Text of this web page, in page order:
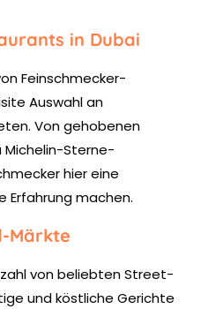
in Dubai
Feinschmecker-
Auswahl an
Von gehobenen
Michelin-Sterne-
hier eine
Erfahrung machen.
Märkte
von beliebten Street-
und köstliche Gerichte